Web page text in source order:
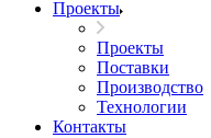
Проекты
Проекты
Поставки
Производство
Технологии
Контакты